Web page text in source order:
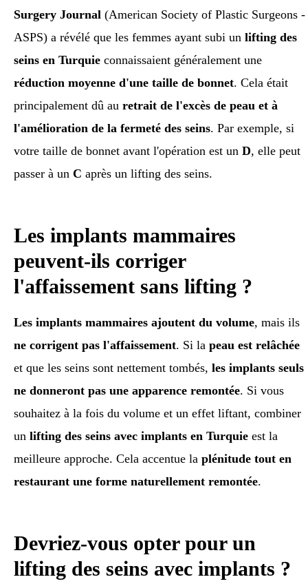
Surgery Journal (American Society of Plastic Surgeons -
ASPS) a révélé que les femmes ayant subi un lifting des
seins en Turquie connaissaient généralement une
réduction moyenne d'une taille de bonnet. Cela était
principalement dû au retrait de l'excès de peau et à
l'amélioration de la fermeté des seins. Par exemple, si
votre taille de bonnet avant l'opération est un D, elle peut
passer à un C après un lifting des seins.
Les implants mammaires
peuvent-ils corriger
l'affaissement sans lifting ?
Les implants mammaires ajoutent du volume, mais ils
ne corrigent pas l'affaissement. Si la peau est relâchée
et que les seins sont nettement tombés, les implants seuls
ne donneront pas une apparence remontée. Si vous
souhaitez à la fois du volume et un effet liftant, combiner
un lifting des seins avec implants en Turquie est la
meilleure approche. Cela accentue la plénitude tout en
restaurant une forme naturellement remontée.
Devriez-vous opter pour un
lifting des seins avec implants ?